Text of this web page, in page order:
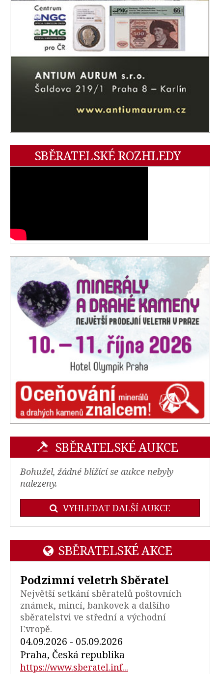
SBĚRATELSKÉ ROZHLEDY
SBĚRATELSKÉ AUKCE
Bohužel, žádné blížící se aukce nebyly
nalezeny.
VYHLEDAT DALŠÍ AUKCE
SBĚRATELSKÉ AKCE
Podzimní veletrh Sběratel
Největší setkání sběratelů poštovních
známek, mincí, bankovek a dalšího
sběratelstvi ve střední a východní
Evropě.
04.09.2026 - 05.09.2026
Praha, Česká republika
https://www.sberatel.inf...